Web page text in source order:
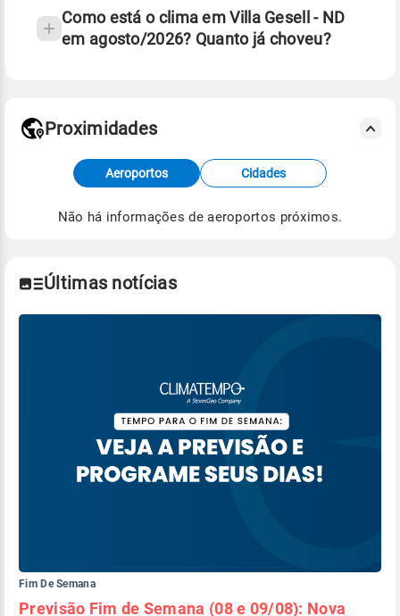
Como está o clima em Villa Gesell - ND
em agosto/2026? Quanto já choveu?
Fonte: dados combinados de estações
meteorológicas e satélite do Centro de Previsão
de Tempo e Estudos Climáticos (CPTEC).
Proximidades
Aeroportos Cidades
Não há informações de aeroportos próximos.
Últimas notícias
Fim De Semana
Previsão Fim de Semana (08 e 09/08): Nova